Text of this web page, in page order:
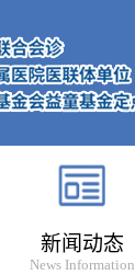
新闻动态
News Information